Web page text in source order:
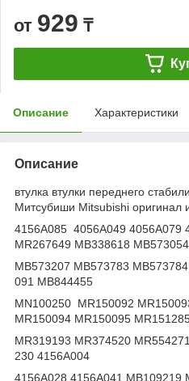
от 929 ₸
Описание Характеристики
Описание
втулка втулки переднего
Митсубиши Mitsubishi оригинал
4156A085 4056A049 4056A079
MR267649 MB338618 MB573054
MB573207 MB573783
091 MB844455
MN100250 MR150092
MR150094 MR150095
MR319193 MR374520
230 4156A004
4156A028 4156A041 MB109219